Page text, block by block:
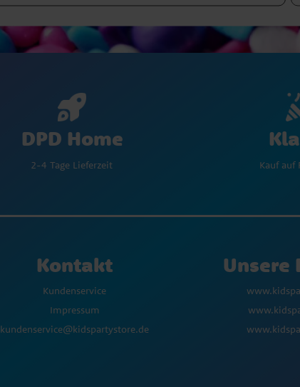
DPD Home
2-4 Tage Lieferzeit Kauf auf
Kontakt
Kundenservice
Impressum
kundenservice@kidspartystore.de
Unsere